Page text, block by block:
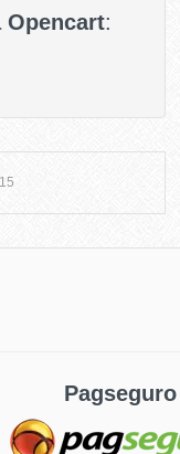
Opencart:
Pagseguro